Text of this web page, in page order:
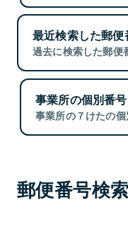
最近検索した郵便
過去に検索した郵便
事業所の個別番
事業所の７けたの個
郵便番号検